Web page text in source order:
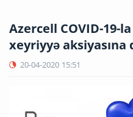
Azercell COVID-19-
xeyriyyə aksiyasına
20-04-2020 15:51